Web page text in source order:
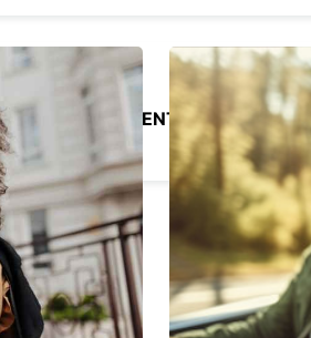
BATUMI, CITY CENTER
BATUMI - GEORGIA